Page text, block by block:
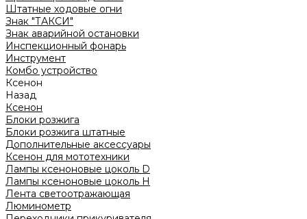
Штатные ходовые огни
Знак "ТАКСИ"
Знак аварийной остановки
Инспекционный фонарь
Инструмент
Комбо устройство
Ксенон
Назад
Ксенон
Блоки розжига
Блоки розжига штатные
Дополнительные аксессуары
Ксенон для мототехники
Лампы ксеноновые цоколь D
Лампы ксеноновые цоколь H
Лента светоотражающая
Люминометр